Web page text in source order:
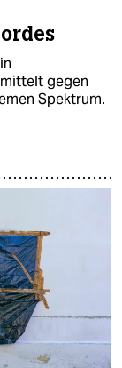
gegen
Spektrum.